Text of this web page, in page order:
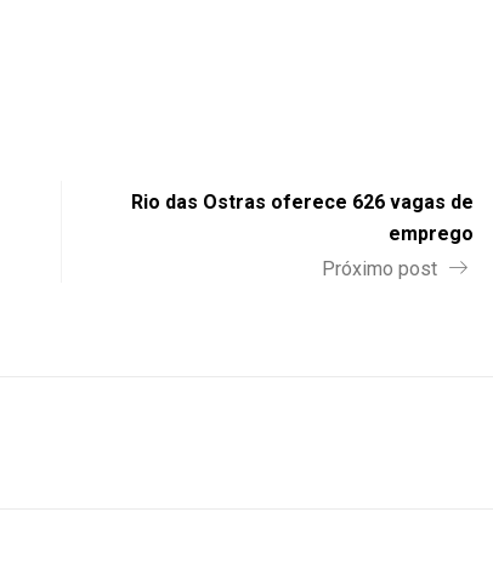
Rio das Ostras oferece 626 vagas de
emprego
Próximo post